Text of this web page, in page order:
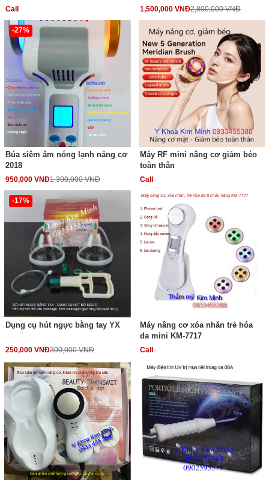
Call 1,500,000 VNĐ2,800,000 VNĐ
-27%
Búa siêm âm nóng lạnh nâng cơ
2018
950,000 VNĐ1,300,000 VNĐ
Máy RF mini nâng cơ giảm béo
toàn thân
Call
-17%
Dụng cụ hút ngực bằng tay YX
250,000 VNĐ300,000 VNĐ
Máy nâng cơ xóa nhăn trẻ hóa
da mini KM-7717
Call